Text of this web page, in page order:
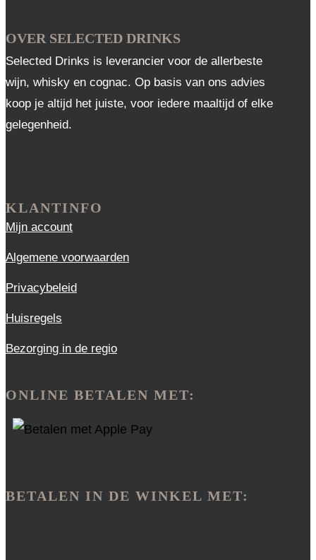
OVER SELECTED DRINKS
Selected Drinks is leverancier voor de allerbeste
wijn, whisky en cognac. Op basis van ons advies
koop je altijd het juiste, voor iedere maaltijd of elke
gelegenheid.
KLANTINFO
Mijn account
Algemene voorwaarden
Privacybeleid
Huisregels
Bezorging in de regio
ONLINE BETALEN MET:
BETALEN IN DE WINKEL MET: